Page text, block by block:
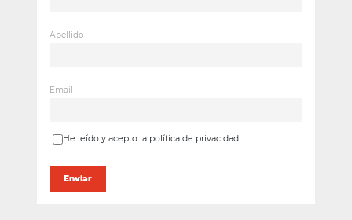
Apellido
Email
He leído y acepto la política de privacidad